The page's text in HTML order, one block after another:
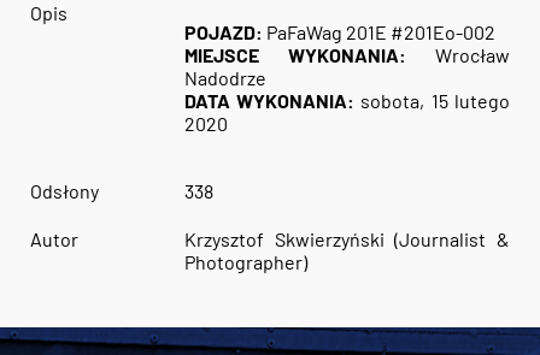
Opis
POJAZD: PaFaWag 201E #201Eo-002
MIEJSCE WYKONANIA:Wrocław
Nadodrze
DATA WYKONANIA: sobota, 15 lutego
2020
Odsłony 338
Autor
Krzysztof Skwierzyński (Journalist &
Photographer)